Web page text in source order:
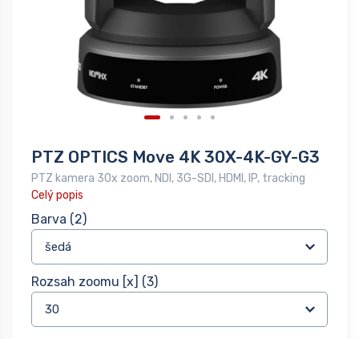
PTZ OPTICS Move 4K 30X-4K-GY-G3
PTZ kamera 30x zoom, NDI, 3G-SDI, HDMI, IP, tracking
Celý popis
Barva (2)
Rozsah zoomu [x] (3)